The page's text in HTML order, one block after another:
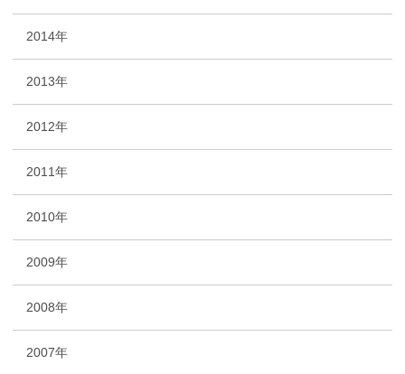
2014年
2013年
2012年
2011年
2010年
2009年
2008年
2007年